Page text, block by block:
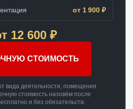
от 1 900 ₽
12 600 ₽
СТОИМОСТЬ
вида деятельности, помещения
стоимость назовём после
и без обязательств.